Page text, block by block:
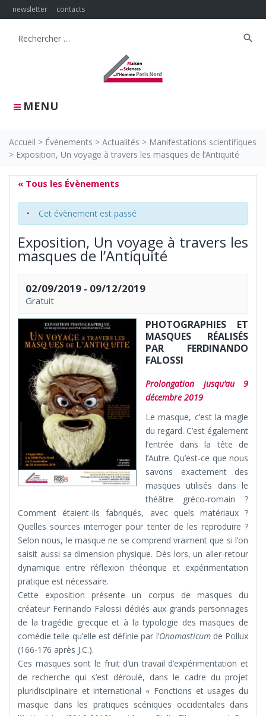
Skip
to
newsletter contacts
MENU
Search
search
Accueil > Évènements > Actualités > Manifestations scientifiques
> Exposition, Un voyage à travers les masques de l’Antiquité
« Tous les Évènements
Cet évènement est passé
Exposition, Un voyage à travers les
masques de l’Antiquité
02/09/2019 - 09/12/2019
Gratuit
PHOTOGRAPHIES ET
MASQUES RÉALISÉS
PAR FERDINANDO
FALOSSI
Prolongation jusqu’au 9
décembre 2019
Le masque, c’est la magie
du regard. C’est également
l’entrée dans la tête de
l’Autre. Qu’est-ce que nous
savons exactement des
masques utilisés dans le
théâtre gréco-romain ?
Comment étaient-ils fabriqués, avec quels matériaux ?
Quelles sources interroger pour tenter de les reproduire ?
Selon nous, le masque ne se comprend vraiment que si l’on
saisit aussi sa dimension physique. Dès lors, un aller-retour
dynamique entre réflexion théorique et expérimentation
pratique est nécessaire.
Cette exposition présente un corpus de masques du
créateur Ferinando Falossi dédiés aux grands personnages
de la tragédie grecque et à la typologie des masques de
comédie telle qu’elle est définie par l’Onomasticumde Pollux
(166-176 après J.C.).
Ces masques sont le fruit d’un travail d’expérimentation et
de recherche qui s’est déroulé, dans le cadre du projet
pluridisciplinaire et international « Fonctions et usages du
masque dans les pratiques scéniques occidentales dans